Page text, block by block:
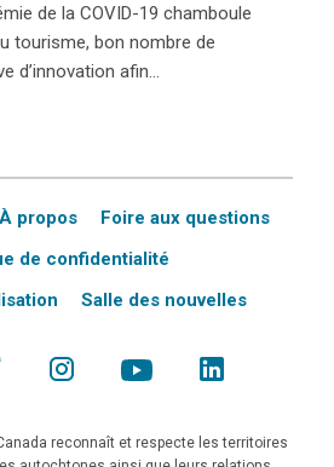
de la COVID-19 chamboule
tourisme, bon nombre de
d’innovation afin…
À propos
Foire aux questions
de confidentialité
Salle des nouvelles
reconnaît et respecte les territoires